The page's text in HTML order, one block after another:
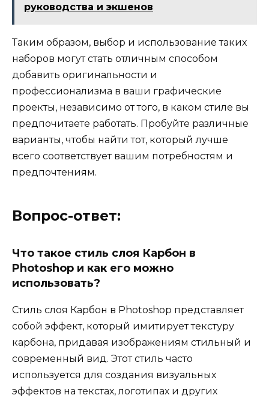
руководства и экшенов
Таким образом, выбор и использование таких
наборов могут стать отличным способом
добавить оригинальности и
профессионализма в ваши графические
проекты, независимо от того, в каком стиле вы
предпочитаете работать. Пробуйте различные
варианты, чтобы найти тот, который лучше
всего соответствует вашим потребностям и
предпочтениям.
Вопрос-ответ:
Что такое стиль слоя Карбон в
Photoshop и как его можно
использовать?
Стиль слоя Карбон в Photoshop представляет
собой эффект, который имитирует текстуру
карбона, придавая изображениям стильный и
современный вид. Этот стиль часто
используется для создания визуальных
эффектов на текстах, логотипах и других